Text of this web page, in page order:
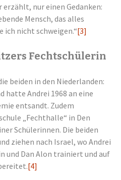
nur einen Gedanken:
Mensch, das alles
ich nicht schweigen.“[3]
Fechtschülerin
beiden in den Niederlanden:
hatte Andrei 1968 an eine
entsandt. Zudem
„Fechthalle“ in Den
Schülerinnen. Die beiden
ziehen nach Israel, wo Andrei
und Dan Alon trainiert und auf
[4]